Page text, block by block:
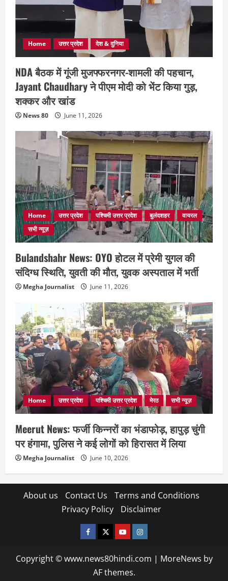
Home उत्तर प्रदेश देश & दुनिया
NDA बैठक में गूंजी मुजफ्फरनगर-शामली की पहचान,
Jayant Chaudhary ने पीएम मोदी को भेंट किया गुड़,
शक्कर और खांड
News 80 June 11, 2026
Home उत्तर प्रदेश पश्चिमी उत्तर प्रदेश बुलंदशहर
वायरल
सभी न्यूज़
Bulandshahr News: OYO होटल में प्रेमी युगल की
संदिग्ध स्थिति, युवती की मौत, युवक अस्पताल में भर्ती
Megha Journalist June 11, 2026
Home उत्तर प्रदेश पश्चिमी उत्तर प्रदेश मेरठ सभी न्यूज़
Meerut News: फर्जी किन्नरों का भंडाफोड़, हापुड़ चुंगी
पर हंगामा, पुलिस ने कई लोगों को हिरासत में लिया
Megha Journalist June 10, 2026
About us Contact Us
Terms and Conditions
Privacy Policy
Disclaimer
facebooktwitterYOUTUBE
instagram
Copyright © www.news80hindi.com | MoreNews by
AF themes.